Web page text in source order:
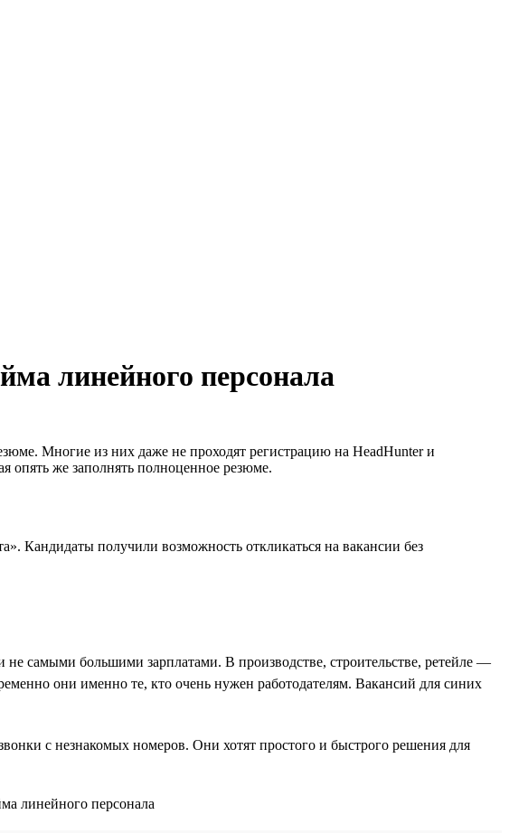
линейного персонала
Многие из них даже не проходят регистрацию на HeadHunter и
опять же заполнять полноценное резюме.
Кандидаты получили возможность откликаться на вакансии без
самыми большими зарплатами. В производстве, строительстве, ретейле —
они именно те, кто очень нужен работодателям. Вакансий для синих
с незнакомых номеров. Они хотят простого и быстрого решения для